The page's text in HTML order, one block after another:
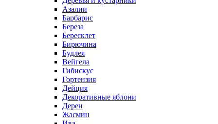
Азалии
Барбарис
Береза
Бересклет
Бирючина
Будлея
Вейгела
Гибискус
Гортензия
Дейция
Декоративные яблони
Дерен
Жасмин